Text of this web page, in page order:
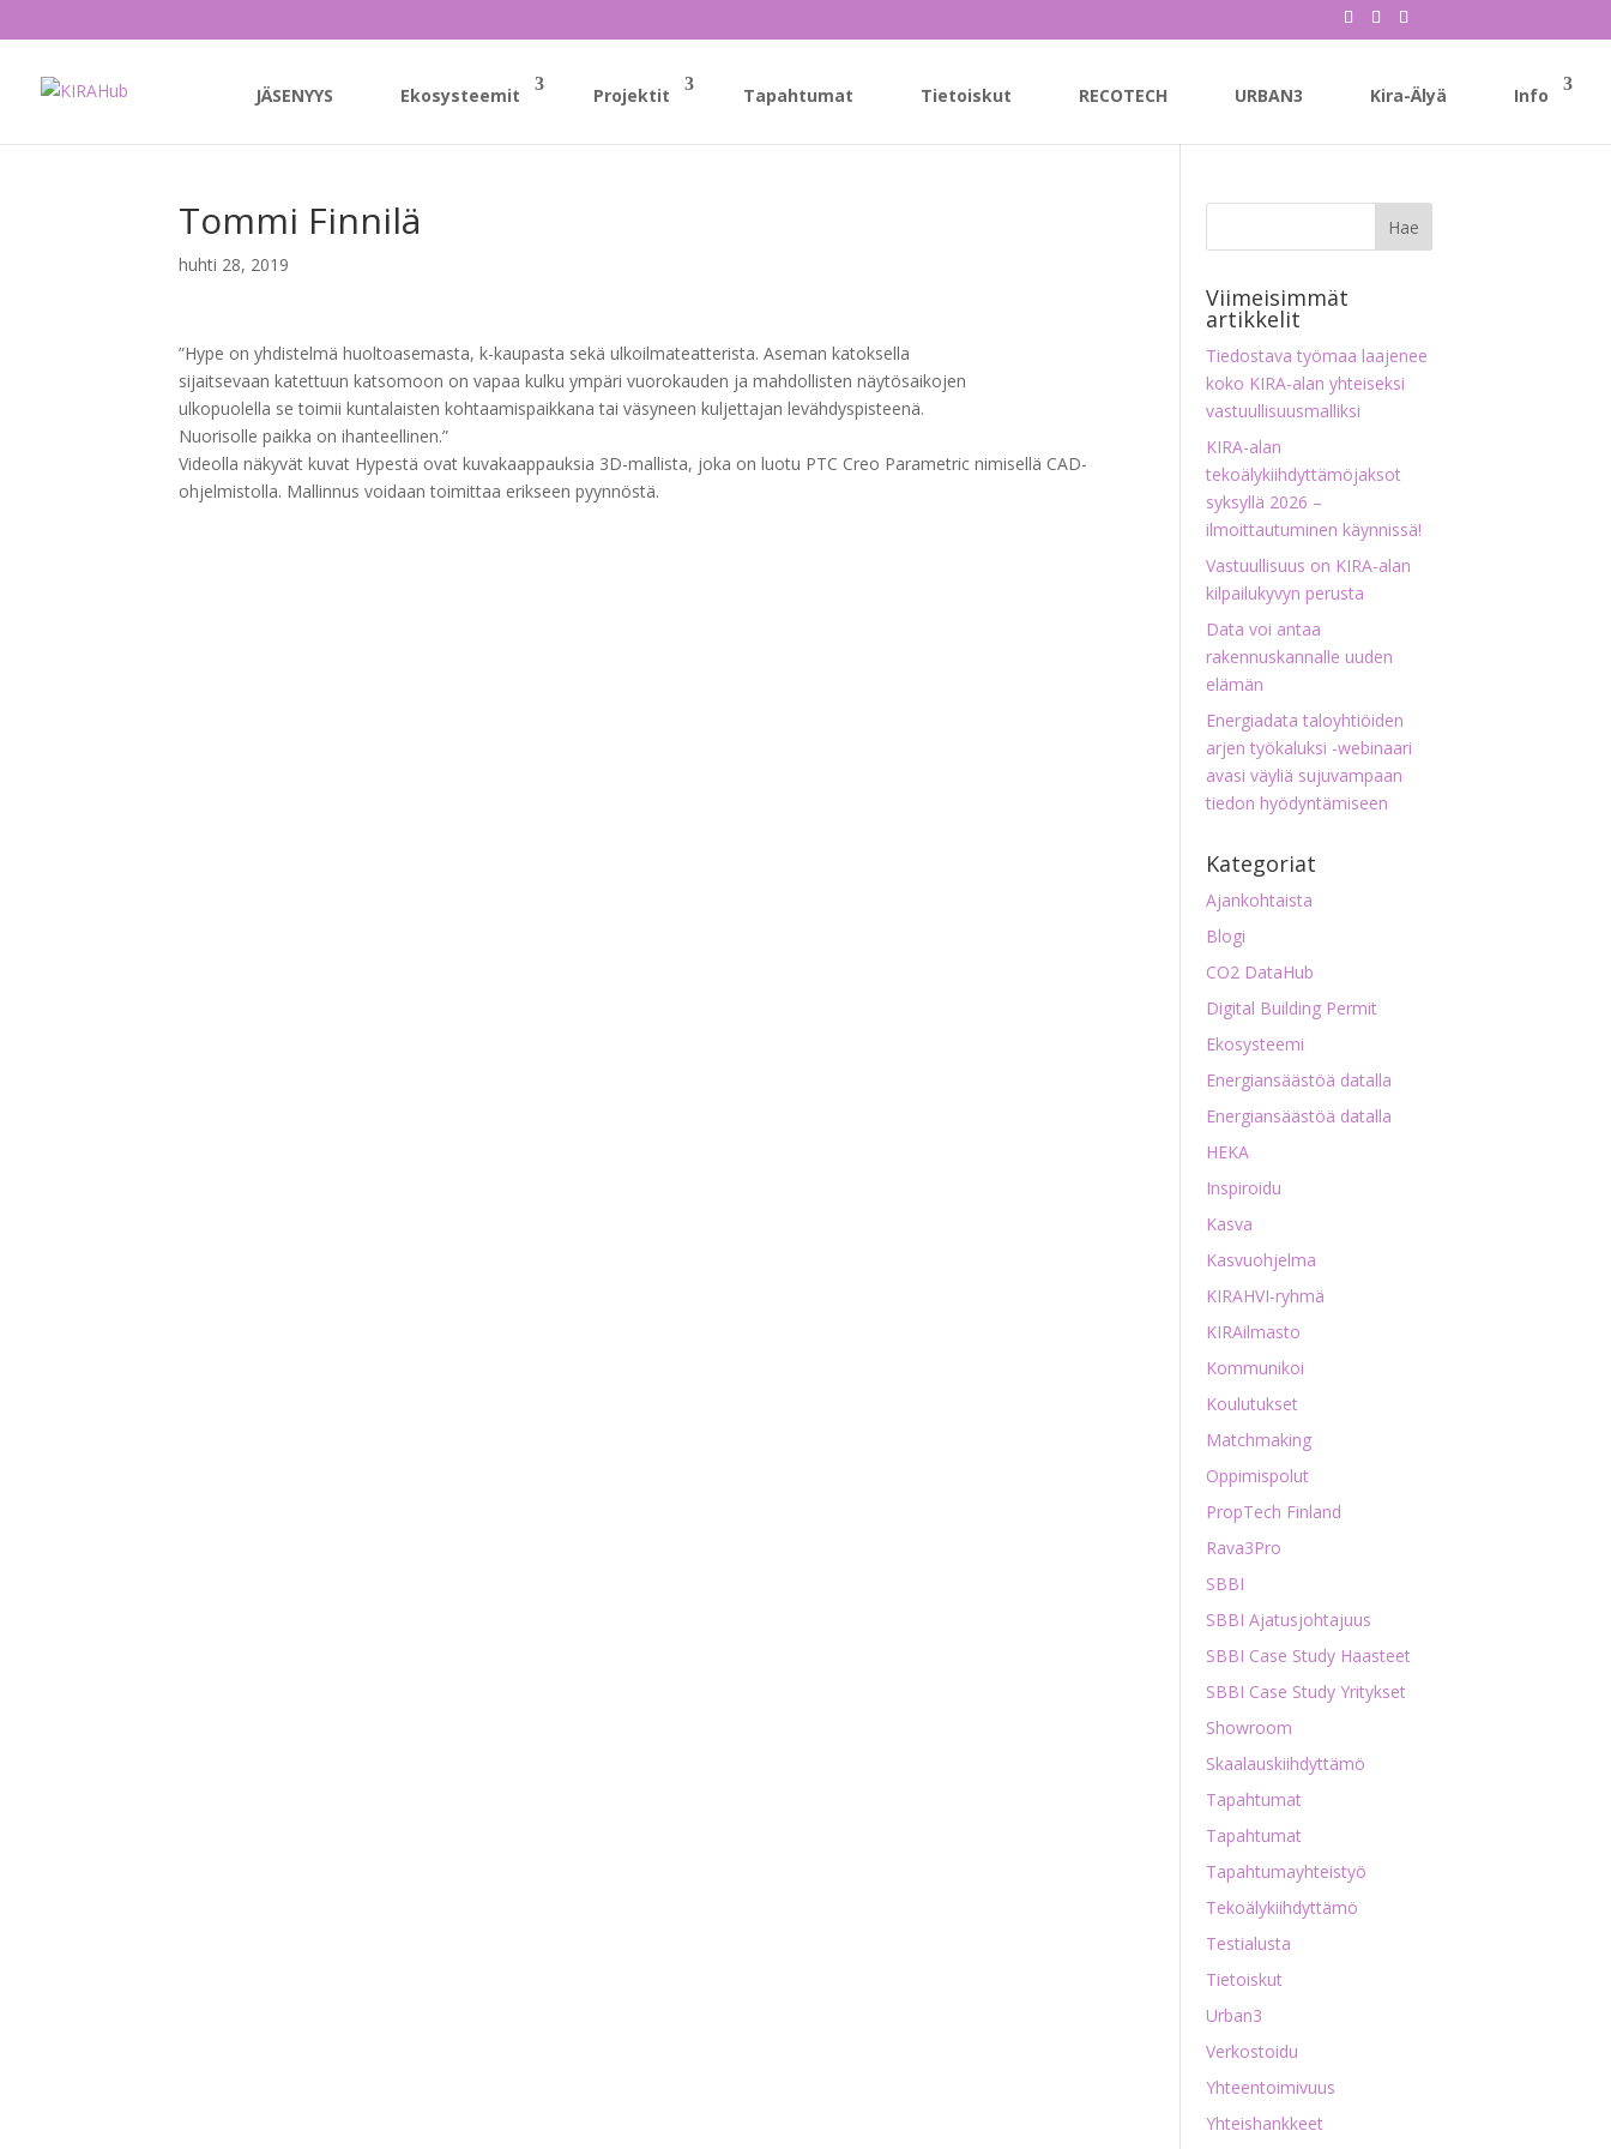
JÄSENYYS Ekosysteemit Projektit Tapahtumat Tietoiskut RECOTECH URBAN3 Kira-Älyä Info
Tommi Finnilä
huhti 28, 2019
”Hype on yhdistelmä huoltoasemasta, k-kaupasta sekä ulkoilmateatterista. Aseman katoksella
sijaitsevaan katettuun katsomoon on vapaa kulku ympäri vuorokauden ja mahdollisten näytösaikojen
ulkopuolella se toimii kuntalaisten kohtaamispaikkana tai väsyneen kuljettajan levähdyspisteenä.
Nuorisolle paikka on ihanteellinen.”
Videolla näkyvät kuvat Hypestä ovat kuvakaappauksia 3D-mallista, joka on luotu PTC Creo Parametric nimisellä CAD-
ohjelmistolla. Mallinnus voidaan toimittaa erikseen pyynnöstä.
Viimeisimmät
artikkelit
Tiedostava työmaa laajenee
koko KIRA-alan yhteiseksi
vastuullisuusmalliksi
KIRA-alan
tekoälykiihdyttämöjaksot
syksyllä 2026 –
ilmoittautuminen käynnissä!
Vastuullisuus on KIRA-alan
kilpailukyvyn perusta
Data voi antaa
rakennuskannalle uuden
elämän
Energiadata taloyhtiöiden
arjen työkaluksi -webinaari
avasi väyliä sujuvampaan
tiedon hyödyntämiseen
Kategoriat
Ajankohtaista
Blogi
CO2 DataHub
Digital Building Permit
Ekosysteemi
Energiansäästöä datalla
Energiansäästöä datalla
HEKA
Inspiroidu
Kasva
Kasvuohjelma
KIRAHVI-ryhmä
KIRAilmasto
Kommunikoi
Koulutukset
Matchmaking
Oppimispolut
PropTech Finland
Rava3Pro
SBBI
SBBI Ajatusjohtajuus
SBBI Case Study Haasteet
SBBI Case Study Yritykset
Showroom
Skaalauskiihdyttämö
Tapahtumat
Tapahtumat
Tapahtumayhteistyö
Tekoälykiihdyttämö
Testialusta
Tietoiskut
Urban3
Verkostoidu
Yhteentoimivuus
Yhteishankkeet